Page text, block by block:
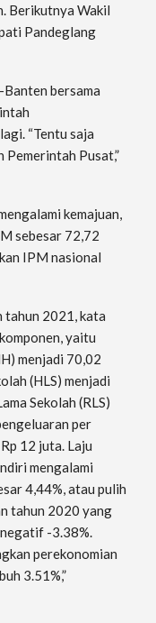
Berikutnya Wakil
Pandeglang
bersama
“Tentu saja
Pusat,”
kemajuan,
sebesar 72,72
IPM nasional
tahun 2021, kata
yaitu
menjadi 70,02
(HLS) menjadi
Sekolah (RLS)
per
12 juta. Laju
mengalami
4,44%, atau pulih
tahun 2020 yang
-3.38%.
perekonomian
3.51%,”